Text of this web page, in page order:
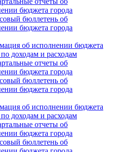
бюджета города
бюллетень об
бюджета города
об исполнении бюджета
доходам и расходам
отчеты об
бюджета города
бюллетень об
бюджета города
об исполнении бюджета
доходам и расходам
отчеты об
бюджета города
бюллетень об